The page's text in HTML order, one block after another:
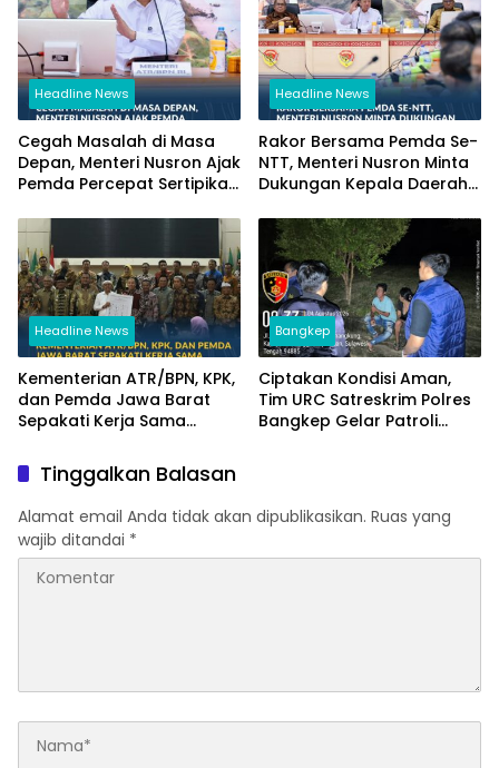
Headline News
Cegah Masalah di Masa
Depan, Menteri Nusron Ajak
Pemda Percepat Sertipikasi
NTT
Headline News
Rakor Bersama Pemda Se-
NTT, Menteri Nusron Minta
Dukungan Kepala Daerah
Layanan Pertanahan
Headline News
Kementerian ATR/BPN, KPK,
dan Pemda Jawa Barat
Sepakati Kerja Sama
Korupsi serta Penguatan
Ekonomi Daerah
Bangkep
Ciptakan Kondisi Aman,
Tim URC Satreskrim Polres
Bangkep Gelar Patroli
Tinggalkan Balasan
Alamat email Anda tidak akan dipublikasikan. Ruas yang
wajib ditandai *